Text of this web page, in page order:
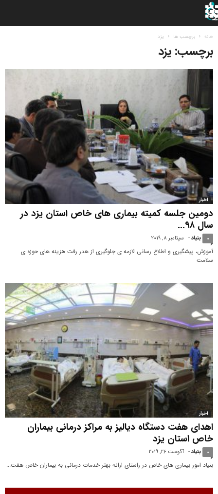
خانه برچسب ها یزد
برچسب: یزد
اخبار
دومین جلسه کمیته بیماری های خاص استان یزد در
سال ۹۸...
بنیاد- سپتامبر 8, 2019 0
آموزش، پیشگیری و اطلاع رسانی لازمه ی جلوگیری از هدر رفت هزینه های حوزه ی
سلامت
اخبار
اهدای هفت دستگاه دیالیز به مراکز درمانی بیماران
خاص استان یزد
بنیاد- آگوست 26, 2019 0
بنیاد امور بیماری های خاص در راستای ارائه بهتر خدمات درمانی به بیماران خاص هفت...